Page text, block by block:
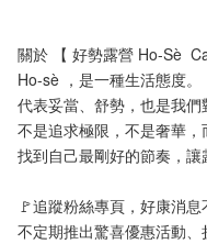
關於 【 好勢露營 Ho-Sè
Ho-sè ，是一種生活態度。
代表妥當、舒勢，也是我
不是追求極限，不是奢華
找到自己最剛好的節奏，讓
🚩追蹤粉絲專頁，好康消息
不定期推出驚喜優惠活動、